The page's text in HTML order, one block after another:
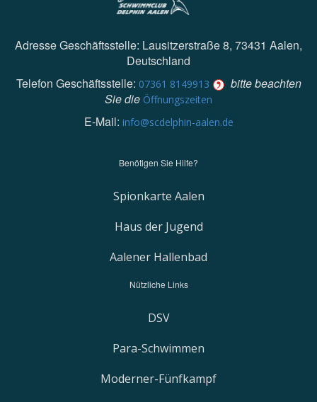
Adresse Geschäftsstelle: Lausitzerstraße 8, 73431 Aalen,
Deutschland
Telefon Geschäftsstelle: 07361 8149913
bitte beachten
Sie die Öffnungszeiten
E-Mail: info@scdelphin-aalen.de
Benötigen Sie Hilfe?
Spionkarte Aalen
Haus der Jugend
Aalener Hallenbad
Nützliche Links
DSV
Para-Schwimmen
Moderner-Fünfkampf